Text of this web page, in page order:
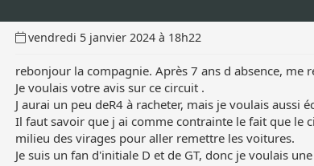
Date
message
:
vendredi 5 janvier 2024 à 18h22
rebonjour la compagnie. Après 7 ans d absence, me
Je voulais votre avis sur ce circuit .
J aurai un peu deR4 à racheter, mais je voulais aussi
Il faut savoir que j ai comme contrainte le fait que le
milieu des virages pour aller remettre les voitures.
Je suis un fan d'initiale D et de GT, donc je voulais